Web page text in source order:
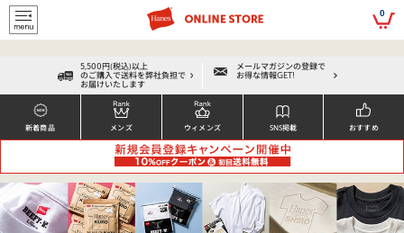
script> 0
5,500円(税込)以上
のご購入で送料を弊社負担で
お届けいたします
メールマガジンの登録で
お得な情報GET!
新着商品 メンズ ウィメンズ SNS掲載 おすすめ